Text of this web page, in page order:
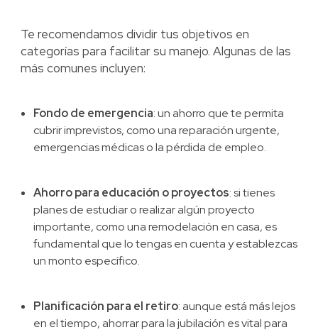
Te recomendamos dividir tus objetivos en
categorías para facilitar su manejo. Algunas de las
más comunes incluyen:
Fondo de emergencia: un ahorro que te permita
cubrir imprevistos, como una reparación urgente,
emergencias médicas o la pérdida de empleo.
Ahorro para educación o proyectos: si tienes
planes de estudiar o realizar algún proyecto
importante, como una remodelación en casa, es
fundamental que lo tengas en cuenta y establezcas
un monto específico.
Planificación para el retiro: aunque está más lejos
en el tiempo, ahorrar para la jubilación es vital para